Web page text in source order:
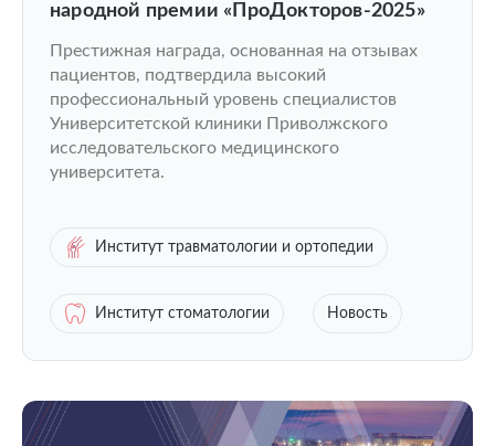
народной премии «ПроДокторов-2025»
Престижная награда, основанная на отзывах
пациентов, подтвердила высокий
профессиональный уровень специалистов
Университетской клиники Приволжского
исследовательского медицинского
университета.
Институт травматологии и ортопедии
Институт стоматологии Новость